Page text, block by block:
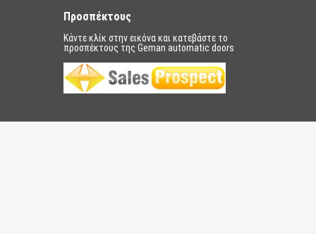
Προσπέκτους
Κάντε κλίκ στην εικόνα και κατεβάστε το
προσπέκτους της Geman automatic doors